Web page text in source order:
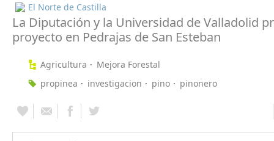
El Norte de Castilla
La Diputación y la Universidad de Valladolid
proyecto en Pedrajas de San Esteban
Agricultura
Mejora Forestal
propinea
investigacion pino pinonero